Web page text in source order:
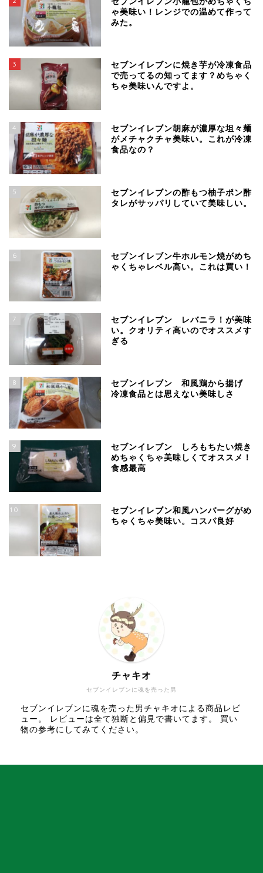
ゃ美味い！レンジでの温めて作って
みた。
3
セブンイレブンに焼き芋が冷凍食品
で売ってるの知ってます？めちゃく
ちゃ美味いんですよ。
4
セブンイレブン胡麻が濃厚な坦々麺
がメチャクチャ美味い。これが冷凍
食品なの？
5
セブンイレブンの酢もつ柚子ポン酢
タレがサッパリしていて美味しい。
6
セブンイレブン牛ホルモン焼がめち
ゃくちゃレベル高い。これは買い！
7
セブンイレブン レバニラ！が美味
い。クオリティ高いのでオススメす
ぎる
8
セブンイレブン 和風鶏から揚げ
冷凍食品とは思えない美味しさ
9
セブンイレブン しろもちたい焼き
めちゃくちゃ美味しくてオススメ！
食感最高
10
セブンイレブン和風ハンバーグがめ
ちゃくちゃ美味い。コスパ良好
セブンイレブンに魂を売った男
チャキオ
セブンイレブンに魂を売った男チャキオによる商品レビ
ュー。 レビューは全て独断と偏見で書いてます。 買い
物の参考にしてみてください。